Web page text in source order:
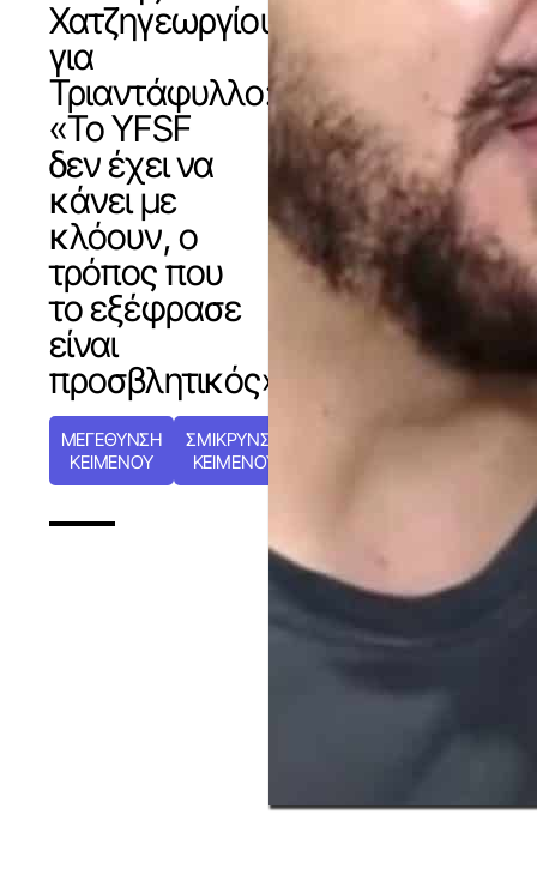
Χατζηγεωργίου
για
Τριαντάφυλλο:
«Το YFSF
δεν έχει να
κάνει με
κλόουν, ο
τρόπος που
το εξέφρασε
είναι
προσβλητικός»
ΜΕΓΕΘΥΝΣΗ
ΚΕΙΜΕΝΟΥ
ΣΜΙΚΡΥΝΣΗ
ΚΕΙΜΕΝΟΥ